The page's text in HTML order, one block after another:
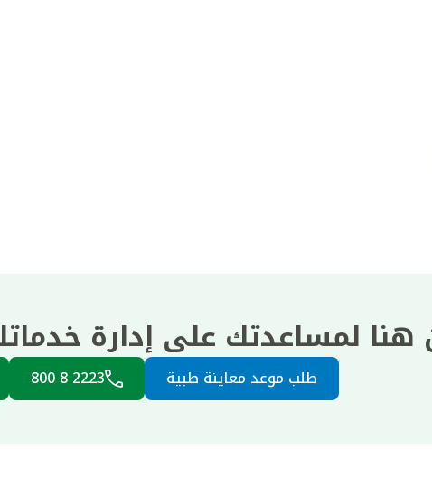
هنا لمساعدتك على إدارة
طلب موعد معاينة طبية 2223 8 800